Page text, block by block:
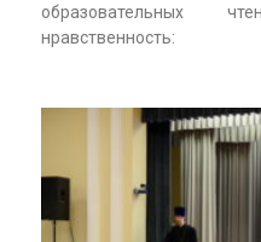
образовательных
нравственность: